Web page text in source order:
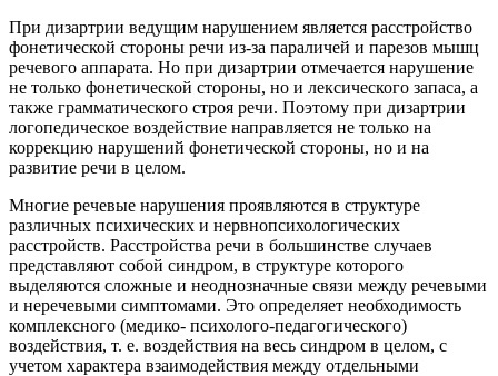
При дизартрии ведущим нарушением является расстройство
фонетической стороны речи из-за параличей и парезов мышц
речевого аппарата. Но при дизартрии отмечается нарушение
не только фонетической стороны, но и лексического запаса, а
также грамматического строя речи. Поэтому при дизартрии
логопедическое воздействие направляется не только на
коррекцию нарушений фонетической стороны, но и на
развитие речи в целом.
Многие речевые нарушения проявляются в структуре
различных психических и нервнопсихологических
расстройств. Расстройства речи в большинстве случаев
представляют собой синдром, в структуре которого
выделяются сложные и неоднозначные связи между речевыми
и неречевыми симптомами. Это определяет необходимость
комплексного (медико- психолого-педагогического)
воздействия, т. е. воздействия на весь синдром в целом, с
учетом характера взаимодействия между отдельными